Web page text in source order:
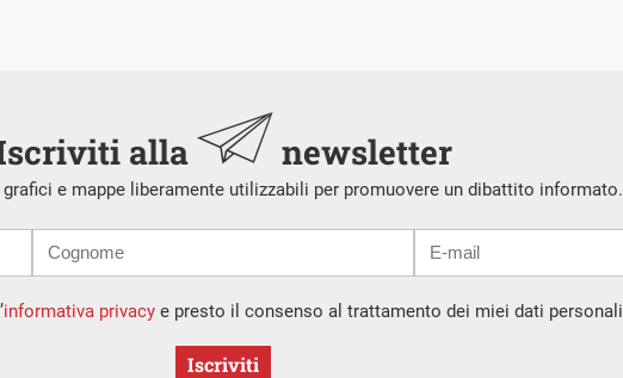
alla newsletter
e mappe liberamente utilizzabili per promuovere un dibattito informato.
informativa privacye presto il consenso al trattamento dei miei dati personali
Iscriviti